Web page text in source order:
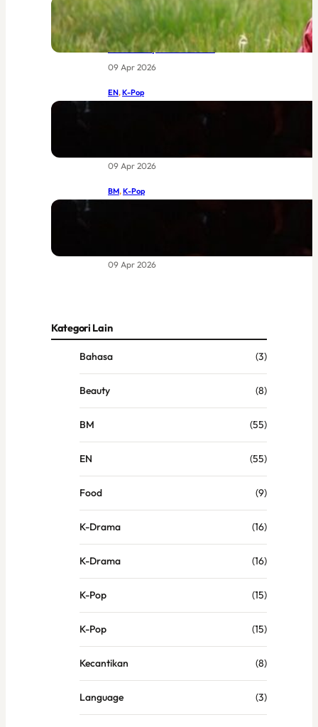
IU dan Byeon Woo-seok Bersatu:
Drama Joseon Terbaru MBC Yang
Sudah Menggemparkan Dunia
Sebelum Episod Pertama
09 Apr 2026
EN, K-Pop
BIGBANG at Coachella 2026: The
09 Apr 2026
BM, K-Pop
BIGBANG di Coachella 2026:
09 Apr 2026
Kategori Lain
Bahasa (3)
Beauty (8)
BM (55)
EN (55)
Food (9)
K-Drama (16)
K-Drama (16)
K-Pop (15)
K-Pop (15)
Kecantikan (8)
Language (3)